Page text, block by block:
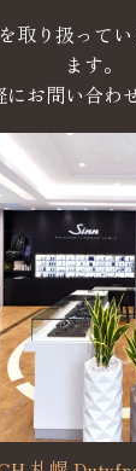
取り扱って
ます。
お問い合わ